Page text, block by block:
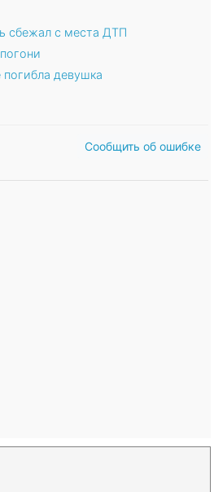
сбежал с места ДТП
девушка
Сообщить об ошибке